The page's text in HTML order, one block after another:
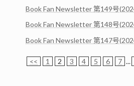
Book Fan Newsletter 第149号
Book Fan Newsletter 第148号
Book Fan Newsletter 第147号
<< 1 2 3 4 5 6 7 ...